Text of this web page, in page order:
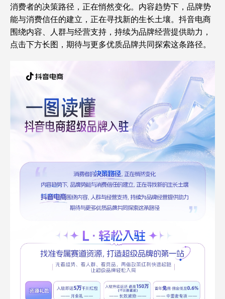
消费者的决策路径，正在悄然变化。内容趋势下，品牌势
能与消费信任的建立，正在寻找新的生长土壤。抖音电商
围绕内容、人群与经营支持，持续为品牌经营提供助力，
点击下方长图，期待与更多优质品牌共同探索这条路径。